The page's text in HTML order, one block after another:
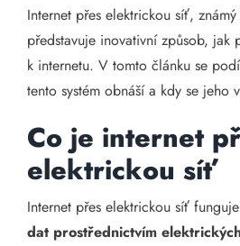
Internet přes elektrickou síť,
představuje inovativní způsob, jak
k internetu. V tomto článku se
tento systém obnáší a kdy se jeho
Co je internet
elektrickou síť
Internet přes elektrickou síť
dat prostřednictvím